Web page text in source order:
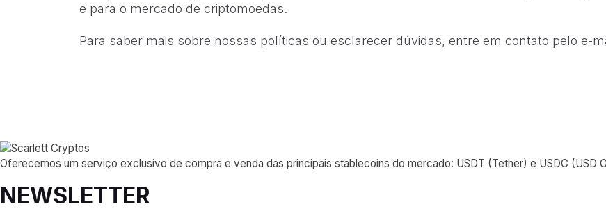
e para o mercado de criptomoedas.
Para saber mais sobre nossas políticas ou esclarecer dúvidas, entre em contato pelo e-
Oferecemos um serviço exclusivo de compra e venda das principais stablecoins do mercado: USDT (Tether) e USDC (USD
NEWSLETTER